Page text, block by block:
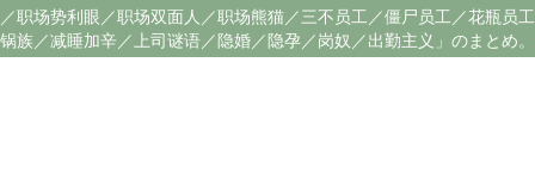
场势利眼／职场双面人／职场熊猫／三不员工／僵尸员工／花瓶员工
族／减睡加辛／上司谜语／隐婚／隐孕／岗奴／出勤主义」のまとめ。